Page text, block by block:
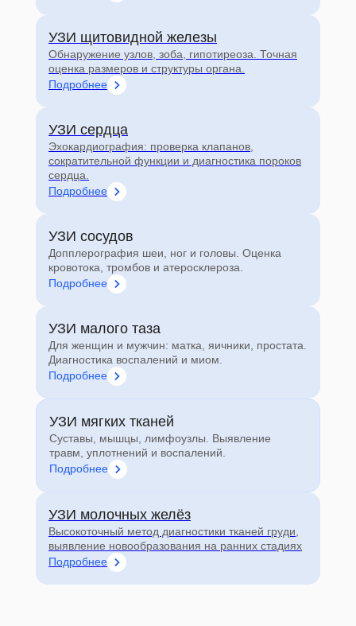
УЗИ щитовидной железы
Обнаружение узлов, зоба, гипотиреоза. Точная
оценка размеров и структуры органа.
Подробнее
УЗИ сердца
Эхокардиография: проверка клапанов,
сократительной функции и диагностика пороков
сердца.
Подробнее
УЗИ сосудов
Допплерография шеи, ног и головы. Оценка
кровотока, тромбов и атеросклероза.
Подробнее
УЗИ малого таза
Для женщин и мужчин: матка, яичники, простата.
Диагностика воспалений и миом.
Подробнее
УЗИ мягких тканей
Суставы, мышцы, лимфоузлы. Выявление
травм, уплотнений и воспалений.
Подробнее
УЗИ молочных желёз
Высокоточный метод диагностики тканей груди,
выявление новообразования на ранних стадиях
Подробнее